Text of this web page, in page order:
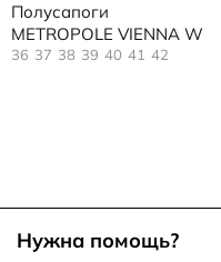
Полусапоги
METROPOLE VIENNA W
36 37 38 39 40 41 42
Нужна помощь?